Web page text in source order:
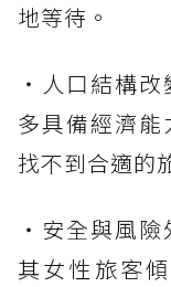
地等待。
・人口結構
多具備經濟
找不到合適的
・安全與風
其女性旅客